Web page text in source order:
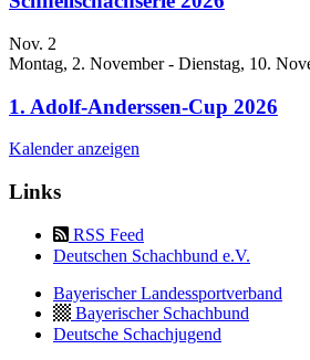
Nov. 2
Montag, 2. November- Dienstag, 10.
1. Adolf-Anderssen-Cup 2026
Kalender anzeigen
Links
RSS Feed
Deutschen Schachbund e.V.
Bayerischer Landessportverband
Bayerischer Schachbund
Deutsche Schachjugend